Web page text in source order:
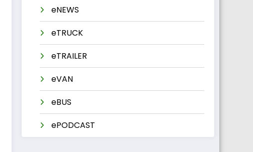
eNEWS
eTRUCK
eTRAILER
eVAN
eBUS
ePODCAST